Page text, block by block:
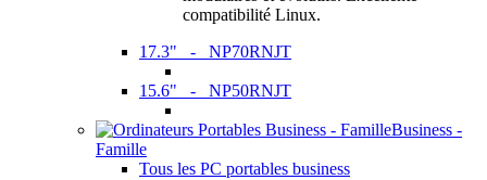
compatibilité Linux.
17.3" - NP70RNJT
15.6" - NP50RNJT
Business -
Famille
Tous les PC portables business